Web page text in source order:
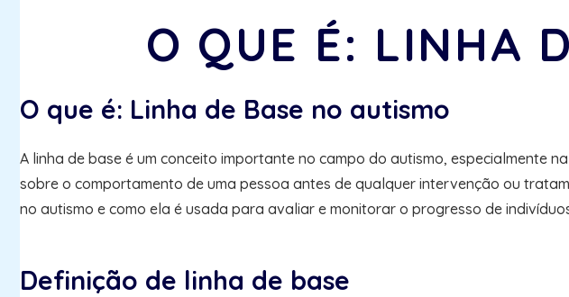
O QUE É: LINHA
O que é: Linha de Base no autismo
A linha de base é um conceito importante no campo do autismo, especialmente
sobre o comportamento de uma pessoa antes de qualquer intervenção ou
no autismo e como ela é usada para avaliar e monitorar o progresso de
Definição de linha de base